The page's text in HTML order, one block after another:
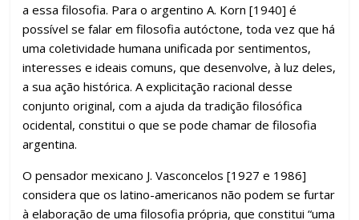
a essa filosofia. Para o argentino A. Korn [1940] é
possível se falar em filosofia autóctone, toda vez que há
uma coletividade humana unificada por sentimentos,
interesses e ideais comuns, que desenvolve, à luz deles,
a sua ação histórica. A explicitação racional desse
conjunto original, com a ajuda da tradição filosófica
ocidental, constitui o que se pode chamar de filosofia
argentina.
O pensador mexicano J. Vasconcelos [1927 e 1986]
considera que os latino-americanos não podem se furtar
à elaboração de uma filosofia própria, que constitui “uma